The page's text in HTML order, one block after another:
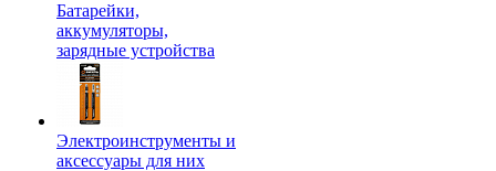
Батарейки,
аккумуляторы,
зарядные устройства
Электроинструменты и
аксессуары для них